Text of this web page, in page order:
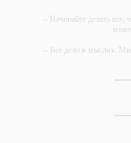
-- Начинайте делать все,
-- Все дело в мыслях.